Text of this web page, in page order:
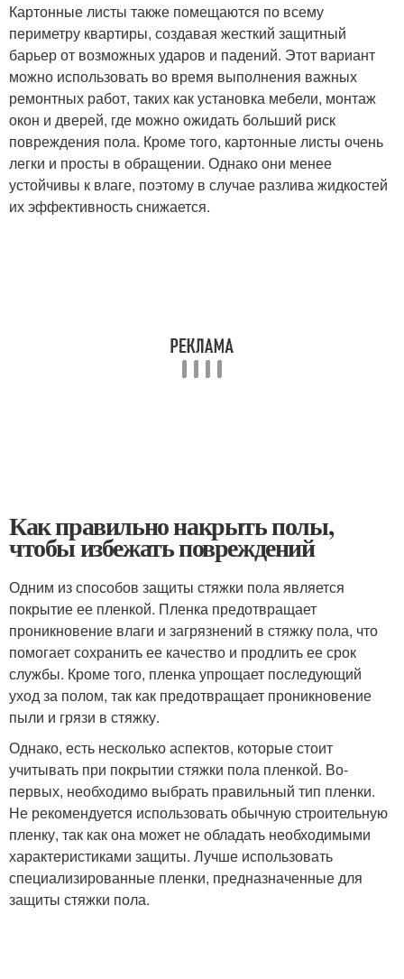
Картонные листы также помещаются по всему
периметру квартиры, создавая жесткий защитный
барьер от возможных ударов и падений. Этот вариант
можно использовать во время выполнения важных
ремонтных работ, таких как установка мебели, монтаж
окон и дверей, где можно ожидать больший риск
повреждения пола. Кроме того, картонные листы очень
легки и просты в обращении. Однако они менее
устойчивы к влаге, поэтому в случае разлива жидкостей
их эффективность снижается.
Как правильно накрыть полы,
чтобы избежать повреждений
Одним из способов защиты стяжки пола является
покрытие ее пленкой. Пленка предотвращает
проникновение влаги и загрязнений в стяжку пола, что
помогает сохранить ее качество и продлить ее срок
службы. Кроме того, пленка упрощает последующий
уход за полом, так как предотвращает проникновение
пыли и грязи в стяжку.
Однако, есть несколько аспектов, которые стоит
учитывать при покрытии стяжки пола пленкой. Во-
первых, необходимо выбрать правильный тип пленки.
Не рекомендуется использовать обычную строительную
пленку, так как она может не обладать необходимыми
характеристиками защиты. Лучше использовать
специализированные пленки, предназначенные для
защиты стяжки пола.